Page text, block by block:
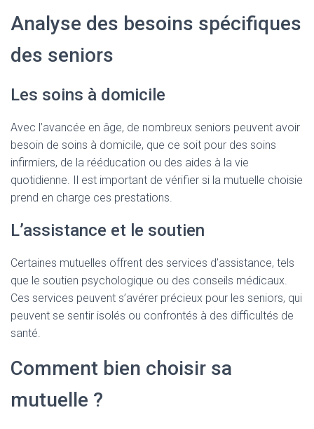
Analyse des besoins spécifiques
des seniors
Les soins à domicile
Avec l’avancée en âge, de nombreux seniors peuvent avoir
besoin de soins à domicile, que ce soit pour des soins
infirmiers, de la rééducation ou des aides à la vie
quotidienne. Il est important de vérifier si la mutuelle choisie
prend en charge ces prestations.
L’assistance et le soutien
Certaines mutuelles offrent des services d’assistance, tels
que le soutien psychologique ou des conseils médicaux.
Ces services peuvent s’avérer précieux pour les seniors, qui
peuvent se sentir isolés ou confrontés à des difficultés de
santé.
Comment bien choisir sa
mutuelle ?